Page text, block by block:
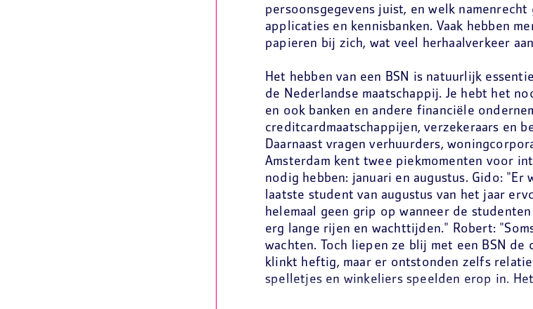
persoonsgegevens juist, en welk
applicaties en kennisbanken. Vaak hebben
papieren bij zich, wat veel herhaalverkeer
Het hebben van een BSN is natuurlijk
de Nederlandse maatschappij. Je hebt het
en ook banken en andere financiële
creditcardmaatschappijen, verzekeraars en
Daarnaast vragen verhuurders,
Amsterdam kent twee piekmomenten voor
nodig hebben: januari en augustus. Gido:
laatste student van augustus van het jaar
helemaal geen grip op wanneer de
erg lange rijen en wachttijden." Robert:
wachten. Toch liepen ze blij met een BSN
klinkt heftig, maar er ontstonden zelfs
spelletjes en winkeliers speelden erop in.